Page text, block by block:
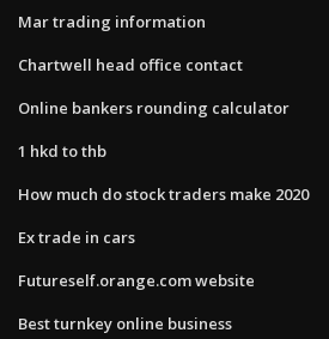
Mar trading information
Chartwell head office contact
Online bankers rounding calculator
1 hkd to thb
How much do stock traders make 2020
Ex trade in cars
Futureself.orange.com website
Best turnkey online business